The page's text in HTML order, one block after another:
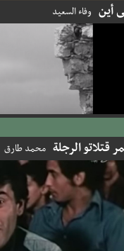
وفاء السعيد
الرجلة محمد طارق